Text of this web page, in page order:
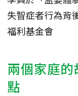
失智症者行為背
福利基金會
兩個家庭
點